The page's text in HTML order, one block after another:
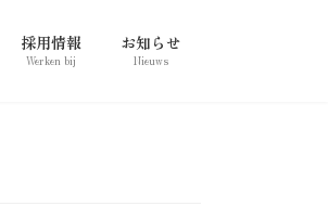
採用情報
Werken bij
お知らせ
Nieuws